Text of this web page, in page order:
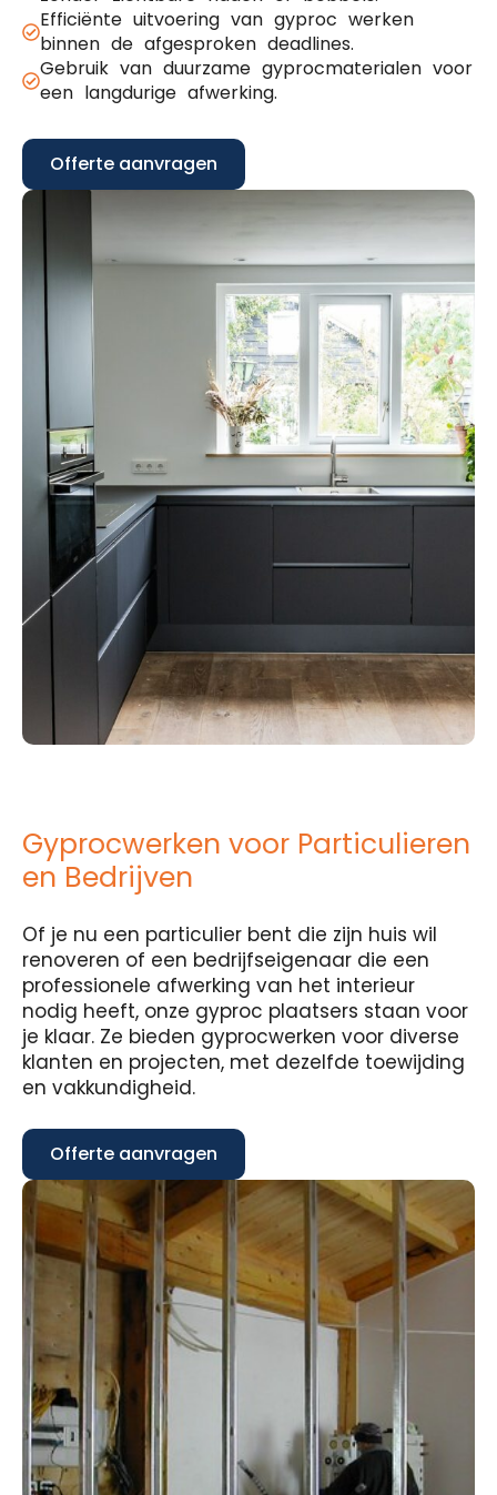
Efficiënte uitvoering van gyproc werken
binnen de afgesproken deadlines.
Gebruik van duurzame gyprocmaterialen voor
een langdurige afwerking.
Offerte aanvragen
Gyprocwerken voor Particulieren
en Bedrijven
Of je nu een particulier bent die zijn huis wil
renoveren of een bedrijfseigenaar die een
professionele afwerking van het interieur
nodig heeft, onze gyproc plaatsers staan voor
je klaar. Ze bieden gyprocwerken voor diverse
klanten en projecten, met dezelfde toewijding
en vakkundigheid.
Offerte aanvragen